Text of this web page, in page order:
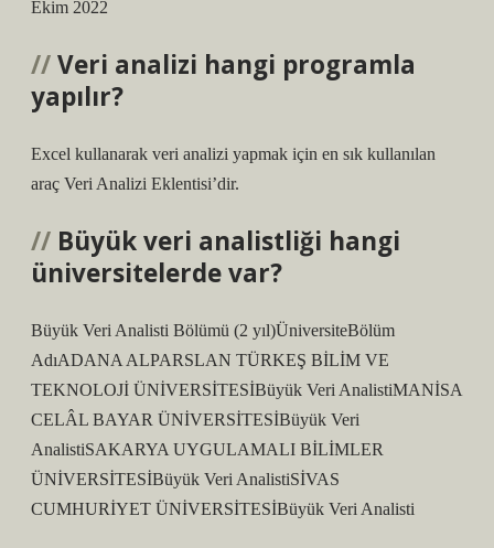
Ekim 2022
Veri analizi hangi programla
yapılır?
Excel kullanarak veri analizi yapmak için en sık kullanılan
araç Veri Analizi Eklentisi’dir.
Büyük veri analistliği hangi
üniversitelerde var?
Büyük Veri Analisti Bölümü (2 yıl)ÜniversiteBölüm
AdıADANA ALPARSLAN TÜRKEŞ BİLİM VE
TEKNOLOJİ ÜNİVERSİTESİBüyük Veri AnalistiMANİSA
CELÂL BAYAR ÜNİVERSİTESİBüyük Veri
AnalistiSAKARYA UYGULAMALI BİLİMLER
ÜNİVERSİTESİBüyük Veri AnalistiSİVAS
CUMHURİYET ÜNİVERSİTESİBüyük Veri Analisti